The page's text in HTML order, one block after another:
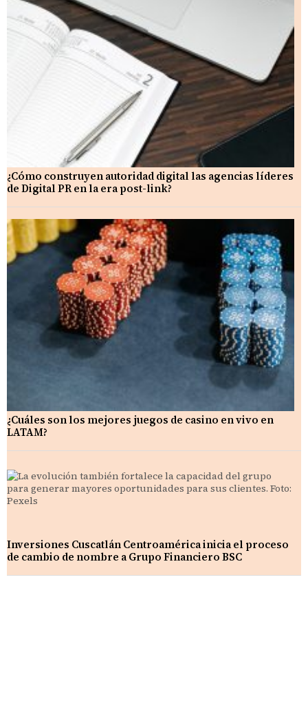
¿Cómo construyen autoridad digital las agencias líderes
de Digital PR en la era post-link?
¿Cuáles son los mejores juegos de casino en vivo en
LATAM?
Inversiones Cuscatlán Centroamérica inicia el proceso
de cambio de nombre a Grupo Financiero BSC